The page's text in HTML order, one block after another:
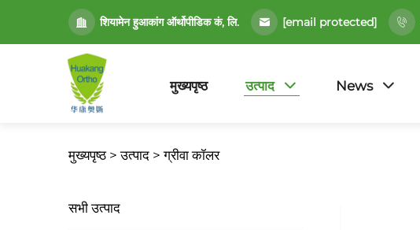
शियामेन हुआकांग ऑर्थोपीडिक कं, लि. [email protected]
मुख्यपृष्ठ उत्पाद News
मुख्यपृष्ठ > उत्पाद >ग्रीवा कॉलर
सभी उत्पाद